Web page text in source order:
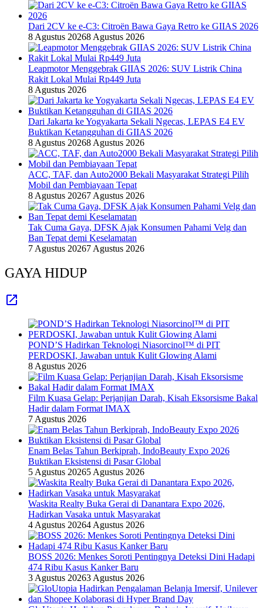
Dari 2CV ke e-C3: Citroën Bawa Gaya Retro ke GIIAS 2026
8 Agustus 20268 Agustus 2026
Leapmotor Menggebrak GIIAS 2026: SUV Listrik China
Rakit Lokal Mulai Rp449 Juta
8 Agustus 2026
Dari Jakarta ke Yogyakarta Sekali Ngecas, LEPAS E4 EV
Buktikan Ketangguhan di GIIAS 2026
8 Agustus 20268 Agustus 2026
ACC, TAF, dan Auto2000 Bekali Masyarakat Strategi Pilih
Mobil dan Pembiayaan Tepat
8 Agustus 20267 Agustus 2026
Tak Cuma Gaya, DFSK Ajak Konsumen Pahami Velg dan
Ban Tepat demi Keselamatan
7 Agustus 20267 Agustus 2026
GAYA HIDUP
POND’S Hadirkan Teknologi Niasorcinol™ di PIT
PERDOSKI, Jawaban untuk Kulit Glowing Alami
8 Agustus 2026
Film Kuasa Gelap: Perjanjian Darah, Kisah Eksorsisme Bakal
Hadir dalam Format IMAX
7 Agustus 2026
Enam Belas Tahun Berkiprah, IndoBeauty Expo 2026
Buktikan Eksistensi di Pasar Global
5 Agustus 20265 Agustus 2026
Waskita Realty Buka Gerai di Danantara Expo 2026,
Hadirkan Vasaka untuk Masyarakat
4 Agustus 20264 Agustus 2026
BOSS 2026: Menkes Soroti Pentingnya Deteksi Dini Hadapi
474 Ribu Kasus Kanker Baru
3 Agustus 20263 Agustus 2026